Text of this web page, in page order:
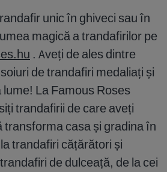
unic în ghiveci sau în
magică a trandafirilor pe
. Aveți de ales dintre
de trandafiri medaliați și
La Famous Roses
trandafirii de care aveți
transforma casa și gradina în
trandafiri cățărători și
de dulceață, de la cei